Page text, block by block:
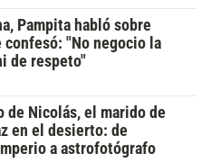
Pampita habló sobre
confesó: "No negocio la
de respeto"
de Nicolás, el marido de
en el desierto: de
a astrofotógrafo